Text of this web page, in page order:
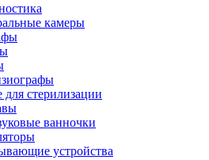
камеры
стерилизации
ванночки
устройства